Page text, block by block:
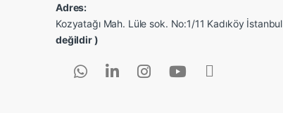
Adres:
Kozyatağı Mah. Lüle sok. No:1/11 Kadıköy İstanbul
değildir )